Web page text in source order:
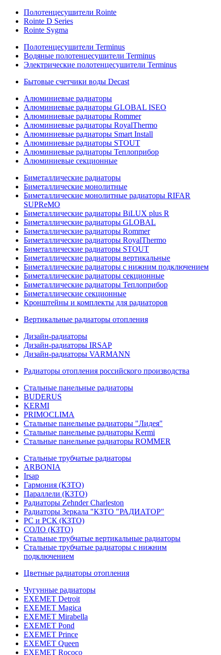
Полотенцесушители Rointe
Rointe D Series
Rointe Sygma
Полотенцесушители Terminus
Водяные полотенцесушители Terminus
Электрические полотенцесушители Terminus
Бытовые счетчики воды Decast
Алюминиевые радиаторы
Алюминиевые радиаторы GLOBAL ISEO
Алюминиевые радиаторы Rommer
Алюминиевые радиаторы RoyalThermo
Алюминиевые радиаторы Smart Install
Алюминиевые радиаторы STOUT
Алюминиевые радиаторы Теплоприбор
Алюминиевые секционные
Биметаллические радиаторы
Биметаллические монолитные
Биметаллические монолитные радиаторы RIFAR
SUPReMO
Биметаллические радиаторы BiLUX plus R
Биметаллические радиаторы GLOBAL
Биметаллические радиаторы Rommer
Биметаллические радиаторы RoyalThermo
Биметаллические радиаторы STOUT
Биметаллические радиаторы вертикальные
Биметаллические радиаторы с нижним подключением
Биметаллические радиаторы секционные
Биметаллические радиаторы Теплоприбор
Биметаллические секционные
Кронштейны и комплекты для радиаторов
Вертикальные радиаторы отопления
Дизайн-радиаторы
Дизайн-радиаторы IRSAP
Дизайн-радиаторы VARMANN
Радиаторы отопления российского производства
Стальные панельные радиаторы
BUDERUS
KERMI
PRIMOCLIMA
Стальные панельные радиаторы "Лидея"
Стальные панельные радиаторы Kermi
Стальные панельные радиаторы ROMMER
Стальные трубчатые радиаторы
ARBONIA
Irsap
Гармония (КЗТО)
Параллели (КЗТО)
Радиаторы Zehnder Charleston
Радиаторы Зеркала "КЗТО "РАДИАТОР"
РС и РСК (КЗТО)
СОЛО (КЗТО)
Стальные трубчатые вертикальные радиаторы
Стальные трубчатые радиаторы с нижним
подключением
Цветные радиаторы отопления
Чугунные радиаторы
EXEMET Detroit
EXEMET Magica
EXEMET Mirabella
EXEMET Pond
EXEMET Prince
EXEMET Queen
EXEMET Rococo